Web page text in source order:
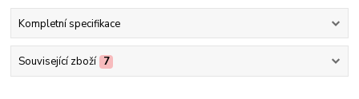
Kompletní specifikace
Související zboží 7